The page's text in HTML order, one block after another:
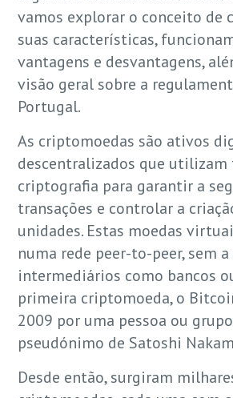
vamos explorar o conceito de
suas características,
vantagens e desvantagens,
visão geral sobre a
Portugal.
As criptomoedas são ativos
descentralizados que utilizam
criptografia para garantir a
transações e controlar a
unidades. Estas moedas
numa rede peer-to-peer, sem
intermediários como bancos
primeira criptomoeda, o
2009 por uma pessoa ou
pseudónimo de Satoshi
Desde então, surgiram